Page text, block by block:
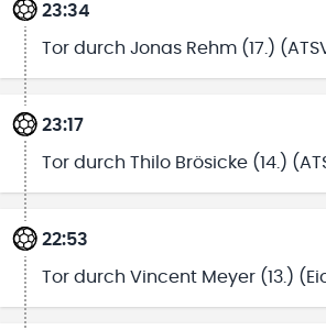
23:34
Tor durch Jonas Rehm (17.)
23:17
Tor durch Thilo Brösicke (14.)
22:53
Tor durch Vincent Meyer (13.)